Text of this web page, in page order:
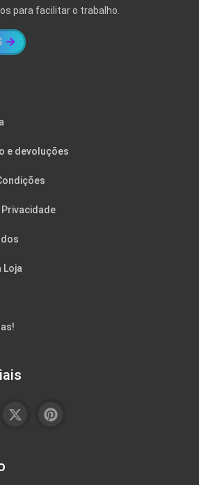
para facilitar o trabalho.
e devoluções
Loja